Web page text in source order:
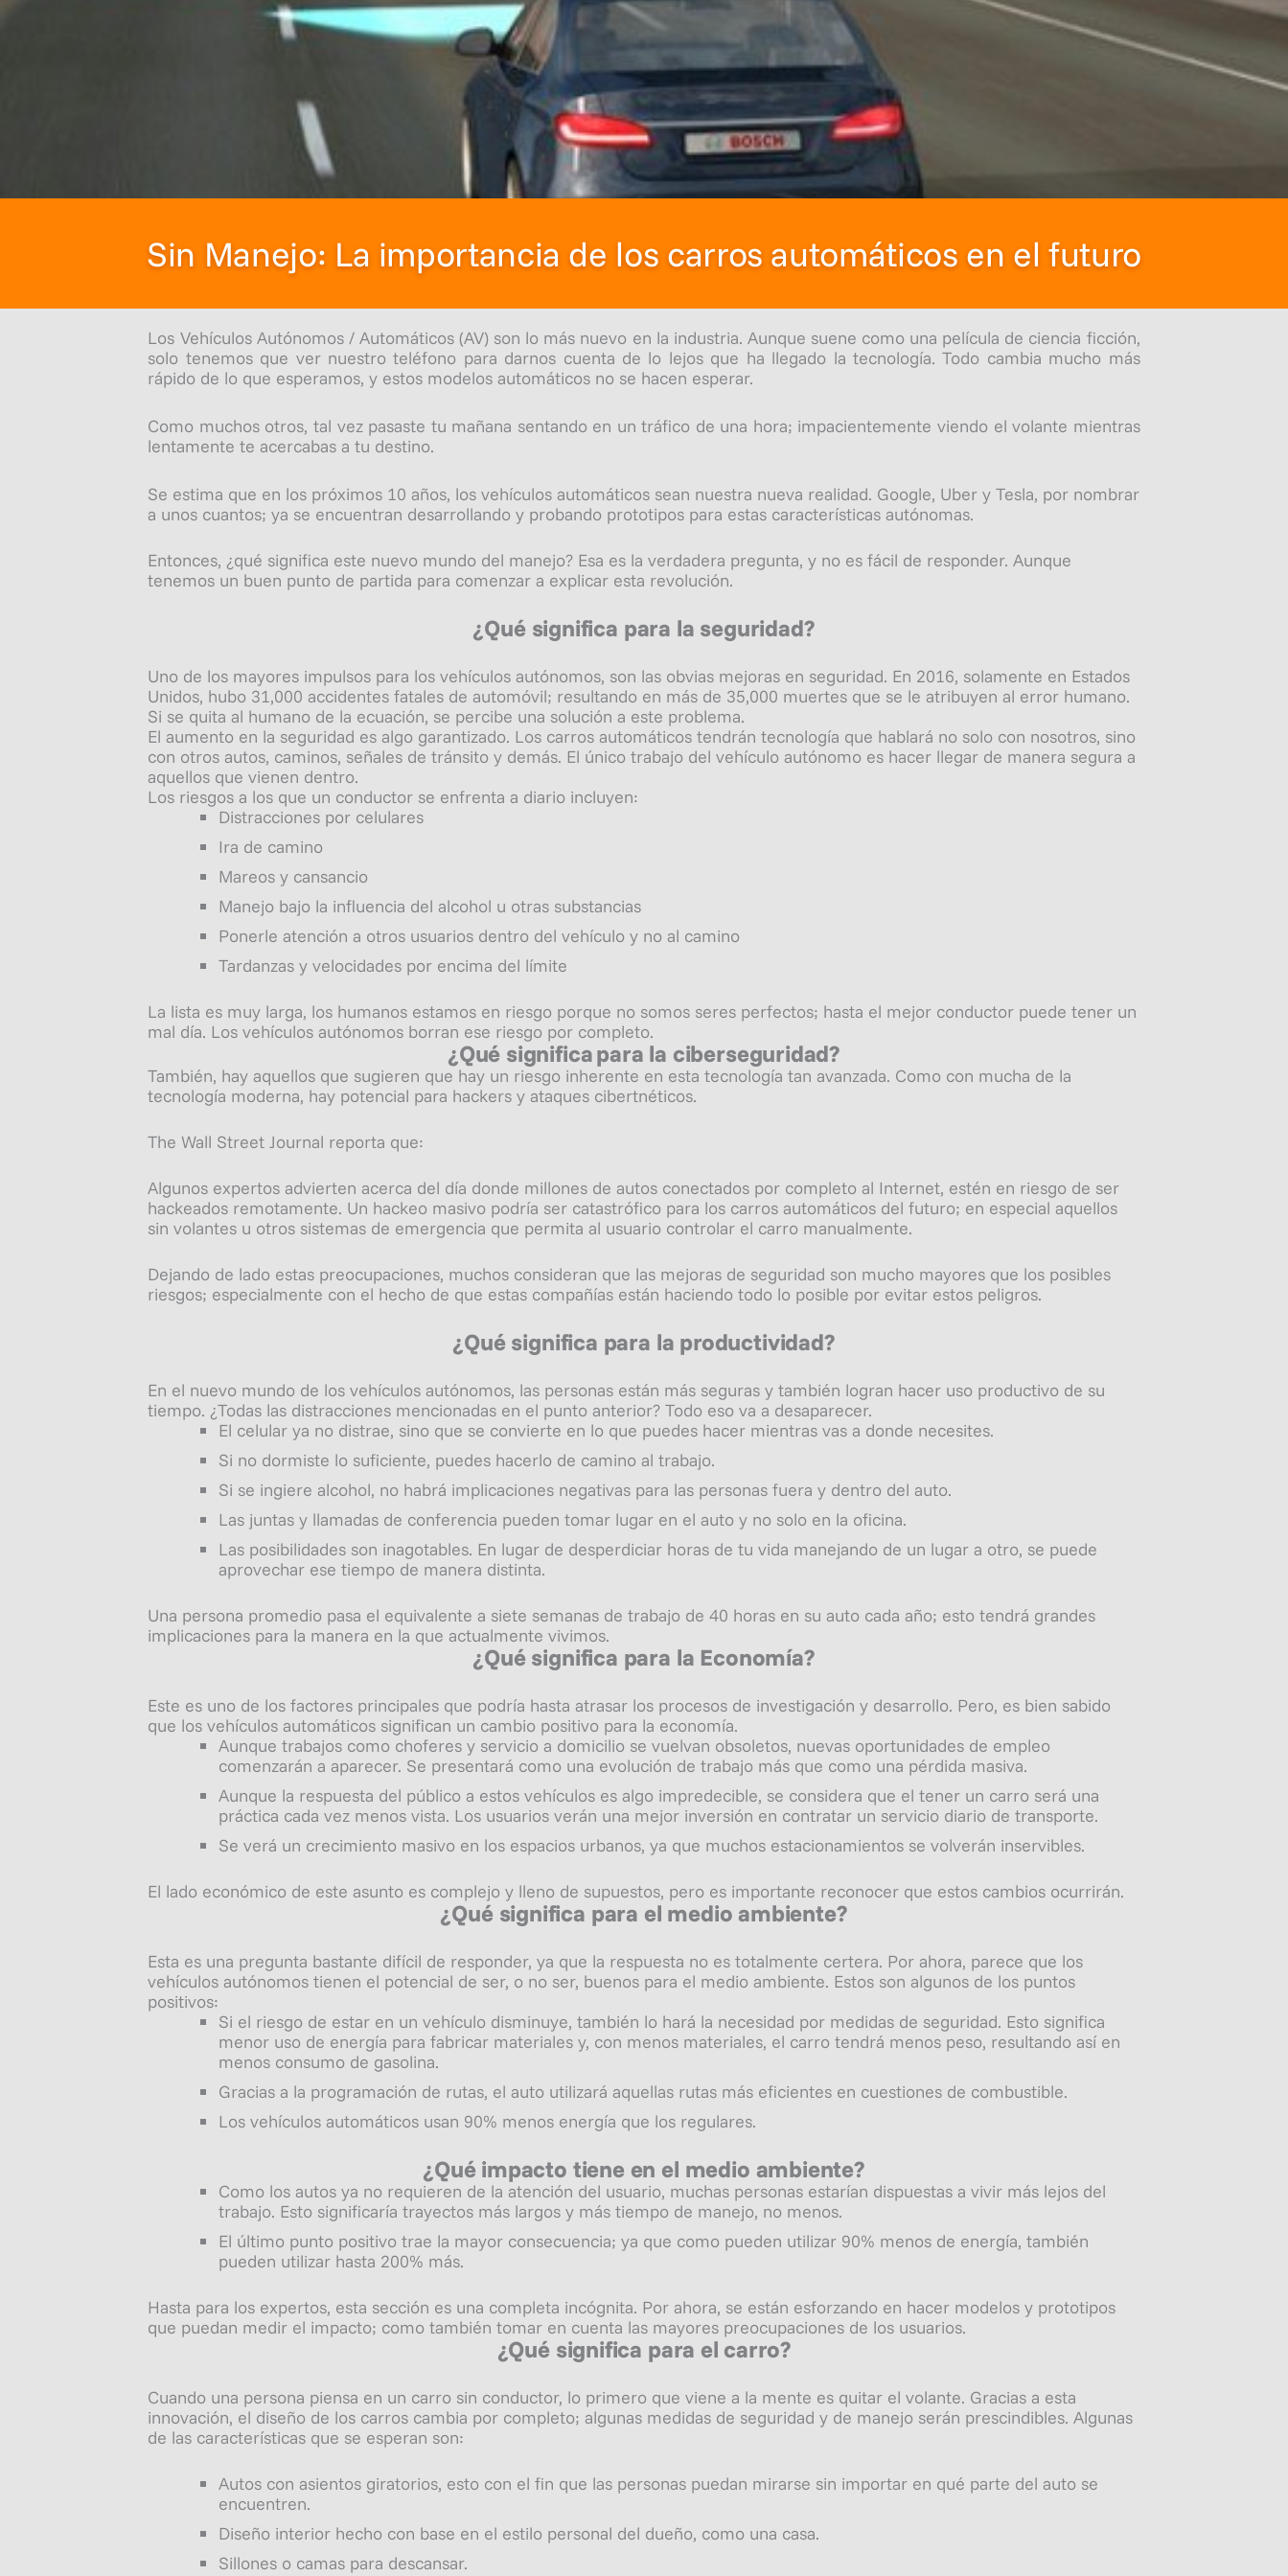
Sin Manejo: La importancia de los carros automáticos en el futuro
Los Vehículos Autónomos / Automáticos (AV) son lo más nuevo en la industria. Aunque suene como una película de ciencia ficción,
solo tenemos que ver nuestro teléfono para darnos cuenta de lo lejos que ha llegado la tecnología. Todo cambia mucho más
rápido de lo que esperamos, y estos modelos automáticos no se hacen esperar.
Como muchos otros, tal vez pasaste tu mañana sentando en un tráfico de una hora; impacientemente viendo el volante mientras
lentamente te acercabas a tu destino.
Se estima que en los próximos 10 años, los vehículos automáticos sean nuestra nueva realidad. Google, Uber y Tesla, por nombrar
a unos cuantos; ya se encuentran desarrollando y probando prototipos para estas características autónomas.
Entonces, ¿qué significa este nuevo mundo del manejo? Esa es la verdadera pregunta, y no es fácil de responder. Aunque
tenemos un buen punto de partida para comenzar a explicar esta revolución.
¿Qué significa para la seguridad?
Uno de los mayores impulsos para los vehículos autónomos, son las obvias mejoras en seguridad. En 2016, solamente en Estados
Unidos, hubo 31,000 accidentes fatales de automóvil; resultando en más de 35,000 muertes que se le atribuyen al error humano.
Si se quita al humano de la ecuación, se percibe una solución a este problema.
El aumento en la seguridad es algo garantizado. Los carros automáticos tendrán tecnología que hablará no solo con nosotros, sino
con otros autos, caminos, señales de tránsito y demás. El único trabajo del vehículo autónomo es hacer llegar de manera segura a
aquellos que vienen dentro.
Los riesgos a los que un conductor se enfrenta a diario incluyen:
Distracciones por celulares
Ira de camino
Mareos y cansancio
Manejo bajo la influencia del alcohol u otras substancias
Ponerle atención a otros usuarios dentro del vehículo y no al camino
Tardanzas y velocidades por encima del límite
La lista es muy larga, los humanos estamos en riesgo porque no somos seres perfectos; hasta el mejor conductor puede tener un
mal día. Los vehículos autónomos borran ese riesgo por completo.
¿Qué significapara la ciberseguridad?
También, hay aquellos que sugieren que hay un riesgo inherente en esta tecnología tan avanzada. Como con mucha de la
tecnología moderna, hay potencial para hackers y ataques cibertnéticos.
The Wall Street Journal reporta que:
Algunos expertos advierten acerca del día donde millones de autos conectados por completo al Internet, estén en riesgo de ser
hackeados remotamente. Un hackeo masivo podría ser catastrófico para los carros automáticos del futuro; en especial aquellos
sin volantes u otros sistemas de emergencia que permita al usuario controlar el carro manualmente.
Dejando de lado estas preocupaciones, muchos consideran que las mejoras de seguridad son mucho mayores que los posibles
riesgos; especialmente con el hecho de que estas compañías están haciendo todo lo posible por evitar estos peligros.
¿Qué significa para la productividad?
En el nuevo mundo de los vehículos autónomos, las personas están más seguras y también logran hacer uso productivo de su
tiempo. ¿Todas las distracciones mencionadas en el punto anterior? Todo eso va a desaparecer.
El celular ya no distrae, sino que se convierte en lo que puedes hacer mientras vas a donde necesites.
Si no dormiste lo suficiente, puedes hacerlo de camino al trabajo.
Si se ingiere alcohol, no habrá implicaciones negativas para las personas fuera y dentro del auto.
Las juntas y llamadas de conferencia pueden tomar lugar en el auto y no solo en la oficina.
Las posibilidades son inagotables. En lugar de desperdiciar horas de tu vida manejando de un lugar a otro, se puede
aprovechar ese tiempo de manera distinta.
Una persona promedio pasa el equivalente a siete semanas de trabajo de 40 horas en su auto cada año; esto tendrá grandes
implicaciones para la manera en la que actualmente vivimos.
¿Qué significa para la Economía?
Este es uno de los factores principales que podría hasta atrasar los procesos de investigación y desarrollo. Pero, es bien sabido
que los vehículos automáticos significan un cambio positivo para la economía.
Aunque trabajos como choferes y servicio a domicilio se vuelvan obsoletos, nuevas oportunidades de empleo
comenzarán a aparecer. Se presentará como una evolución de trabajo más que como una pérdida masiva.
Aunque la respuesta del público a estos vehículos es algo impredecible, se considera que el tener un carro será una
práctica cada vez menos vista. Los usuarios verán una mejor inversión en contratar un servicio diario de transporte.
Se verá un crecimiento masivo en los espacios urbanos, ya que muchos estacionamientos se volverán inservibles.
El lado económico de este asunto es complejo y lleno de supuestos, pero es importante reconocer que estos cambios ocurrirán.
¿Qué significa para el medio ambiente?
Esta es una pregunta bastante difícil de responder, ya que la respuesta no es totalmente certera. Por ahora, parece que los
vehículos autónomos tienen el potencial de ser, o no ser, buenos para el medio ambiente. Estos son algunos de los puntos
positivos:
Si el riesgo de estar en un vehículo disminuye, también lo hará la necesidad por medidas de seguridad. Esto significa
menor uso de energía para fabricar materiales y, con menos materiales, el carro tendrá menos peso, resultando así en
menos consumo de gasolina.
Gracias a la programación de rutas, el auto utilizará aquellas rutas más eficientes en cuestiones de combustible.
Los vehículos automáticos usan 90% menos energía que los regulares.
¿Qué impacto tiene en el medio ambiente?
Como los autos ya no requieren de la atención del usuario, muchas personas estarían dispuestas a vivir más lejos del
trabajo. Esto significaría trayectos más largos y más tiempo de manejo, no menos.
El último punto positivo trae la mayor consecuencia; ya que como pueden utilizar 90% menos de energía, también
pueden utilizar hasta 200% más.
Hasta para los expertos, esta sección es una completa incógnita. Por ahora, se están esforzando en hacer modelos y prototipos
que puedan medir el impacto; como también tomar en cuenta las mayores preocupaciones de los usuarios.
¿Qué significa para el carro?
Cuando una persona piensa en un carro sin conductor, lo primero que viene a la mente es quitar el volante. Gracias a esta
innovación, el diseño de los carros cambia por completo; algunas medidas de seguridad y de manejo serán prescindibles. Algunas
de las características que se esperan son:
Autos con asientos giratorios, esto con el fin que las personas puedan mirarse sin importar en qué parte del auto se
encuentren.
Diseño interior hecho con base en el estilo personal del dueño, como una casa.
Sillones o camas para descansar.